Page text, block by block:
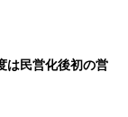
は民営化後初の営